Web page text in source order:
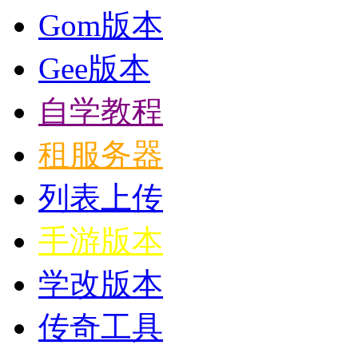
Gom版本
Gee版本
自学教程
租服务器
列表上传
手游版本
学改版本
传奇工具